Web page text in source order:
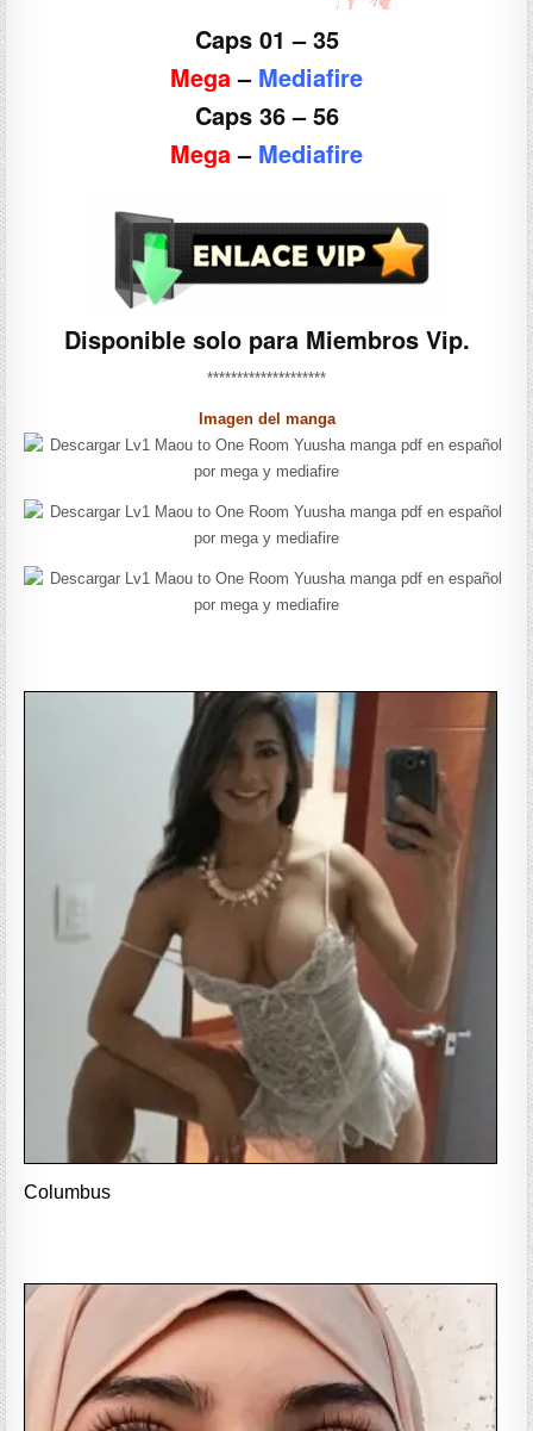
Caps 01 – 35
Mega – Mediafire
Caps 36 – 56
Mega – Mediafire
Disponible solo para Miembros Vip.
********************
Imagen del manga
Columbus